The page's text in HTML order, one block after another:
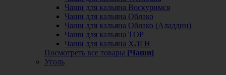
Чаши для кальяна Воскуримся
Чаши для кальяна Облако
Чаши для кальяна Облако (Аладдин)
Чаши для кальяна ТОР
Чаши для кальяна ХЛГН
Посмотреть все товары [Чаши]
Уголь